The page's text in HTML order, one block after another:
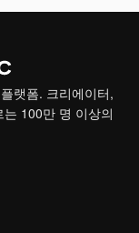
랫폼. 크리에이터,
100만 명 이상의